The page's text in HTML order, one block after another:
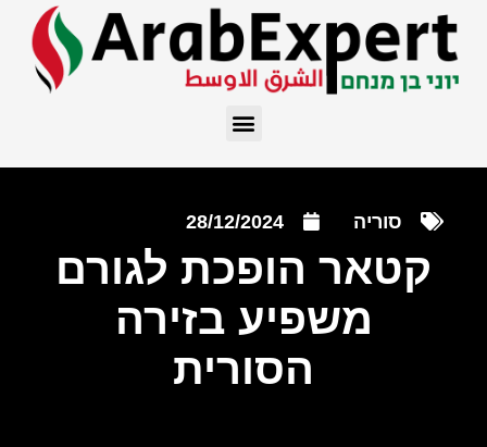
סוריה 28/12/2024
קטאר הופכת לגורם
משפיע בזירה
הסורית